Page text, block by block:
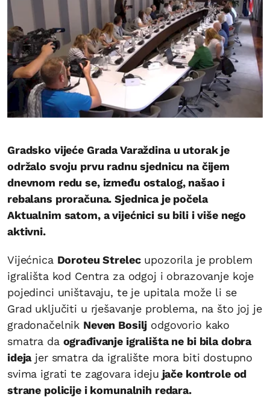
Gradsko vijeće Grada Varaždina u utorak je
održalo svoju prvu radnu sjednicu na čijem
dnevnom redu se, između ostalog, našao i
rebalans proračuna. Sjednica je počela
Aktualnim satom, a vijećnici su bili i više nego
aktivni.
Vijećnica Doroteu Strelecupozorila je problem
igrališta kod Centra za odgoj i obrazovanje koje
pojedinci uništavaju, te je upitala može li se
Grad uključiti u rješavanje problema, na što joj je
gradonačelnik Neven Bosilj odgovorio kako
smatra da ograđivanje igrališta ne bi bila dobra
idejajer smatra da igralište mora biti dostupno
svima igrati te zagovara ideju jače kontrole od
strane policije i komunalnih redara.